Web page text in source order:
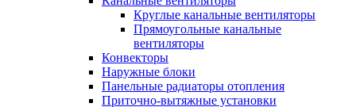
Круглые канальные вентиляторы
Прямоугольные канальные
вентиляторы
Конвекторы
Наружные блоки
Панельные радиаторы отопления
Приточно-вытяжные установки